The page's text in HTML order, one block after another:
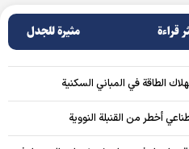
قراءة مثيرة للجدل
الطاقة في المباني السكنية
أخطر من القنبلة النووية